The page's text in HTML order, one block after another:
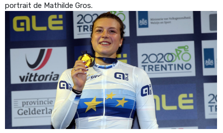
portrait de Mathilde Gros.